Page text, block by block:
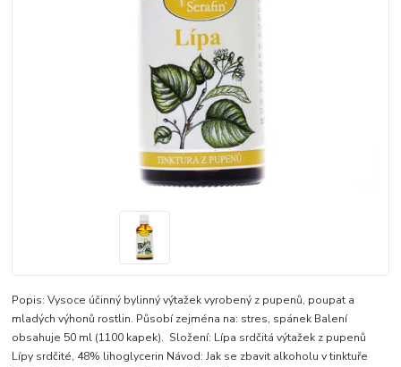
Popis: Vysoce účinný bylinný výtažek vyrobený z pupenů, poupat a
mladých výhonů rostlin. Působí zejména na: stres, spánek Balení
obsahuje 50 ml (1100 kapek). Složení: Lípa srdčitá výtažek z pupenů
Lípy srdčité, 48% lihoglycerin Návod: Jak se zbavit alkoholu v tinktuře